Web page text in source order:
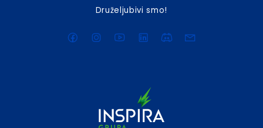
Druželjubivi smo!